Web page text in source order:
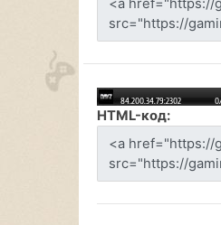
HTML-код: